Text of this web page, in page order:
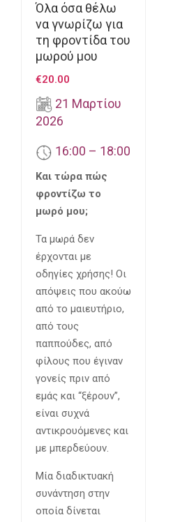
Όλα όσα θέλω
να γνωρίζω για
τη φροντίδα του
μωρού μου
€20.00
21 Μαρτίου
2026
16:00 – 18:00
Και τώρα πώς
φροντίζω το
μωρό μου;
Τα μωρά δεν
έρχονται με
οδηγίες χρήσης! Οι
απόψεις που ακούω
από το μαιευτήριο,
από τους
παππούδες, από
φίλους που έγιναν
γονείς πριν από
εμάς και “ξέρουν”,
είναι συχνά
αντικρουόμενες και
με μπερδεύουν.
Μία διαδικτυακή
συνάντηση στην
οποία δίνεται